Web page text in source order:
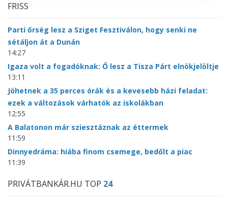
FRISS
Parti őrség lesz a Sziget Fesztiválon, hogy senki ne
sétáljon át a Dunán
14:27
Igaza volt a fogadóknak: Ő lesz a Tisza Párt elnökjelöltje
13:11
Jöhetnek a 35 perces órák és a kevesebb házi feladat:
ezek a változások várhatók az iskolákban
12:55
A Balatonon már sziesztáznak az éttermek
11:59
Dinnyedráma: hiába finom csemege, bedőlt a piac
11:39
PRIVÁTBANKÁR.HU TOP 24